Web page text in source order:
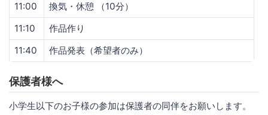
11:00
換気・休憩 （10分）
11:10
作品作り
11:40
作品発表（希望者のみ）
保護者様へ
小学生以下のお子様の参加は保護者の同伴をお願いします。